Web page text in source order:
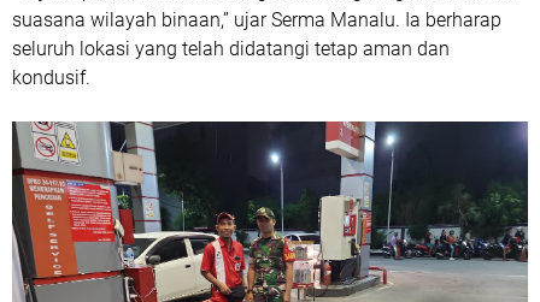
suasana wilayah binaan,” ujar Serma Manalu. Ia berharap
seluruh lokasi yang telah didatangi tetap aman dan
kondusif.